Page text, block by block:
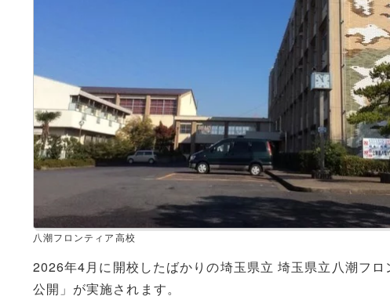
八潮フロンティア高校
2026年4月に開校したばかりの埼玉県立 埼玉県立八潮フ
公開」が実施されます。